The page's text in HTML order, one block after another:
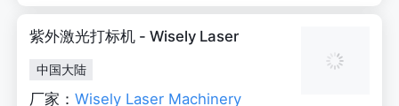
紫外激光打标机 - Wisely Laser
中国大陆
厂家：Wisely Laser Machinery